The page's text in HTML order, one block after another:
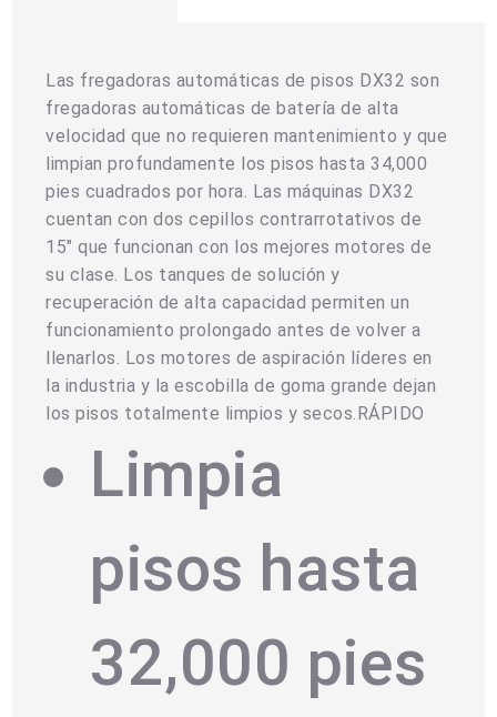
Las fregadoras automáticas de pisos DX32 son
fregadoras automáticas de batería de alta
velocidad que no requieren mantenimiento y que
limpian profundamente los pisos hasta 34,000
pies cuadrados por hora. Las máquinas DX32
cuentan con dos cepillos contrarrotativos de
15" que funcionan con los mejores motores de
su clase. Los tanques de solución y
recuperación de alta capacidad permiten un
funcionamiento prolongado antes de volver a
llenarlos. Los motores de aspiración líderes en
la industria y la escobilla de goma grande dejan
los pisos totalmente limpios y secos.RÁPIDO
Limpia
pisos hasta
32,000 pies